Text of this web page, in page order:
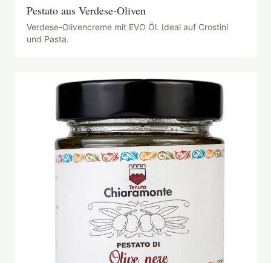
Pestato aus Verdese-Oliven
Verdese-Olivencreme mit EVO Öl. Ideal auf Crostini
und Pasta.